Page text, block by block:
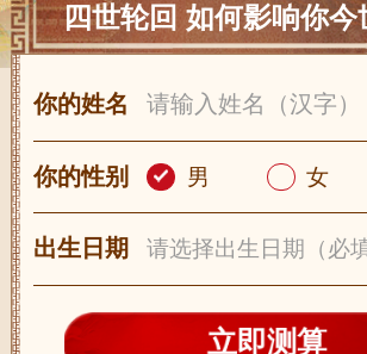
四世轮回 如何影响你今
你的姓名
你的性别 男 女
出生日期
立即测算